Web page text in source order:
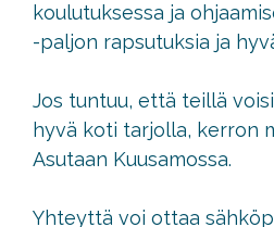
koulutuksessa ja
-paljon rapsutuksia ja
Jos tuntuu, että teillä
hyvä koti tarjolla, kerron
Asutaan Kuusamossa.
Yhteyttä voi ottaa